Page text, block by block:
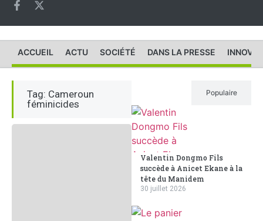
ACCUEIL ACTU SOCIÉTÉ DANS LA PRESSE
Tag: Cameroun
féminicides
Populaire
Valentin Dongmo Fils
succède à Anicet Ekane à la
tête du Manidem
30 juillet 2026